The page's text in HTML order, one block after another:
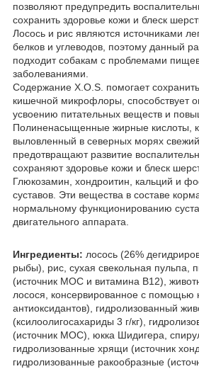
позволяют предупредить
сохранить здоровье кожи и блеск
Лосось и рис являются источниками
белков и углеводов, поэтому данный
подходит собакам с проблемами
заболеваниями.
Содержание X.O.S. помогает
кишечной микрофлоры, способствует
усвоению питательных веществ и
Полиненасыщенные жирные кислоты,
выловленный в северных морях
предотвращают развитие
сохраняют здоровье кожи и блеск
Глюкозамин, хондроитин, кальций и
суставов. Эти вещества в составе
нормальному функционированию
двигательного аппарата.
Ингредиенты: лосось (26%
рыбы), рис, сухая свекольная пульпа,
(источник МОС и витамина B12),
лосося, консервированное с помощью
антиоксидантов), гидролизованный
(ксилоолигосахариды 3 г/кг),
(источник МОС), юкка Шидигера,
гидролизованные хрящи (источник
гидролизованные ракообразные